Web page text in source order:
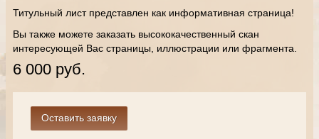
Титульный лист представлен как информативная страница!
Вы также можете заказать высококачественный скан
интересующей Вас страницы, иллюстрации или фрагмента.
6 000 руб.